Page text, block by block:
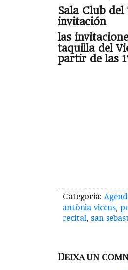
Sala Club
invitación
las
taquilla del
partir de las
Categoria:
antònia vicens,
recital, san
Deixa un